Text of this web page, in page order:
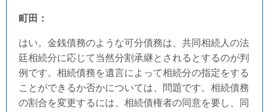
町田：
はい。金銭債務のような可分債務は、共同相続人の法
廷相続分に応じて当然分割承継とされるとするのが判
例です。相続債務を遺言によって相続分の指定をする
ことができるか否かについては、問題です。相続債務
の割合を変更するには、相続債権者の同意を要し、同